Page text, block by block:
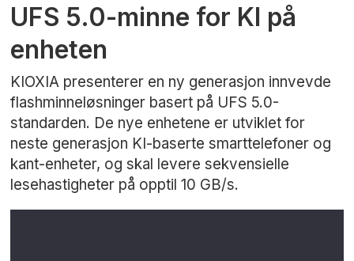
UFS 5.0-minne for KI på
enheten
KIOXIA presenterer en ny generasjon innvevde
flashminneløsninger basert på UFS 5.0-
standarden. De nye enhetene er utviklet for
neste generasjon KI-baserte smarttelefoner og
kant-enheter, og skal levere sekvensielle
lesehastigheter på opptil 10 GB/s.